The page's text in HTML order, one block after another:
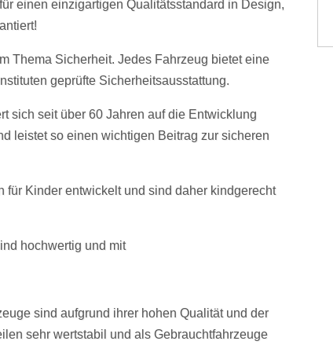
einen einzigartigen Qualitätsstandard in Design,
Thema Sicherheit. Jedes Fahrzeug bietet eine
geprüfte Sicherheitsausstattung.
sich seit über 60 Jahren auf die Entwicklung
leistet so einen wichtigen Beitrag zur sicheren
für Kinder entwickelt und sind daher kindgerecht
hochwertig und mit
sind aufgrund ihrer hohen Qualität und der
sehr wertstabil und als Gebrauchtfahrzeuge